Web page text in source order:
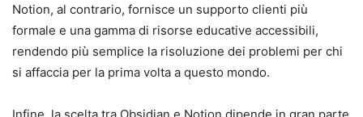
Notion, al contrario, fornisce un supporto clienti più
formale e una gamma di risorse educative accessibili,
rendendo più semplice la risoluzione dei problemi per chi
si affaccia per la prima volta a questo mondo.
Infine, la scelta tra Obsidian e Notion dipende in gran parte